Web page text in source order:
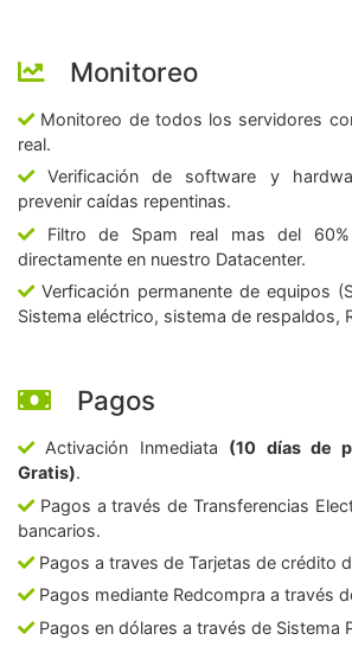
Monitoreo
Monitoreo de todos los servidores
real.
Verificación de software y
prevenir caídas repentinas.
Filtro de Spam real mas del 60%
directamente en nuestro Datacenter.
Verficación permanente de equipos
Sistema eléctrico, sistema de respaldos,
Pagos
Activación Inmediata (10 días de
Gratis).
Pagos a través de Transferencias
bancarios.
Pagos a traves de Tarjetas de crédito
Pagos mediante Redcompra a través
Pagos en dólares a través de Sistema